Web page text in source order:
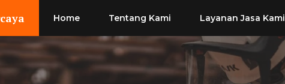
Home Tentang Kami Layanan Jasa Kami